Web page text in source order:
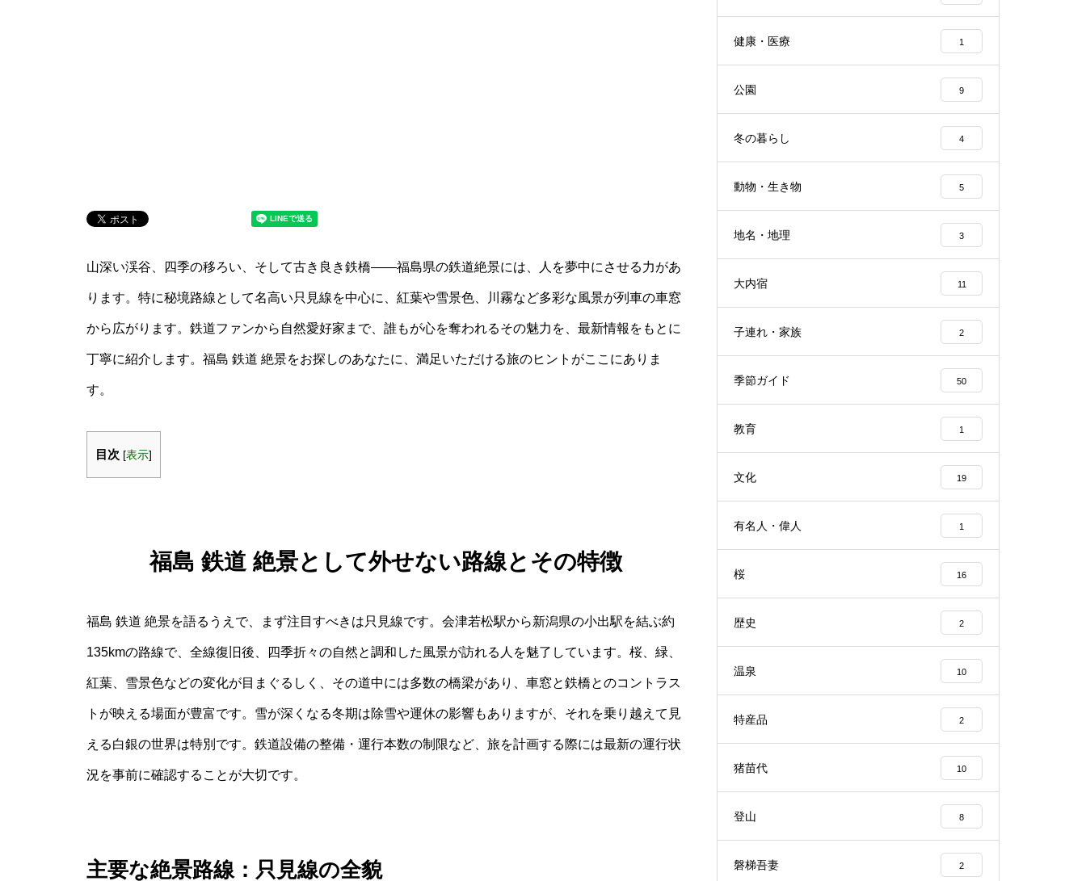
山深い渓谷、四季の移ろい、そして古き良き鉄橋――福島県の鉄道絶景には、人を夢中にさせる力があ
ります。特に秘境路線として名高い只見線を中心に、紅葉や雪景色、川霧など多彩な風景が列車の車窓
から広がります。鉄道ファンから自然愛好家まで、誰もが心を奪われるその魅力を、最新情報をもとに
丁寧に紹介します。福島 鉄道 絶景をお探しのあなたに、満足いただける旅のヒントがここにありま
す。
目次 [表示]
福島 鉄道 絶景として外せない路線とその特徴
福島 鉄道 絶景を語るうえで、まず注目すべきは只見線です。会津若松駅から新潟県の小出駅を結ぶ約
135kmの路線で、全線復旧後、四季折々の自然と調和した風景が訪れる人を魅了しています。桜、緑、
紅葉、雪景色などの変化が目まぐるしく、その道中には多数の橋梁があり、車窓と鉄橋とのコントラス
トが映える場面が豊富です。雪が深くなる冬期は除雪や運休の影響もありますが、それを乗り越えて見
える白銀の世界は特別です。鉄道設備の整備・運行本数の制限など、旅を計画する際には最新の運行状
況を事前に確認することが大切です。
主要な絶景路線：只見線の全貌
健康・医療 1
公園 9
冬の暮らし 4
動物・生き物 5
地名・地理 3
大内宿 11
子連れ・家族 2
季節ガイド 50
教育 1
文化 19
有名人・偉人 1
桜 16
歴史 2
温泉 10
特産品 2
猪苗代 10
登山 8
磐梯吾妻 2